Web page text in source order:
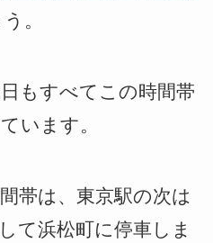
。
もすべてこの時間帯
います。
帯は、東京駅の次は
て浜松町に停車しま